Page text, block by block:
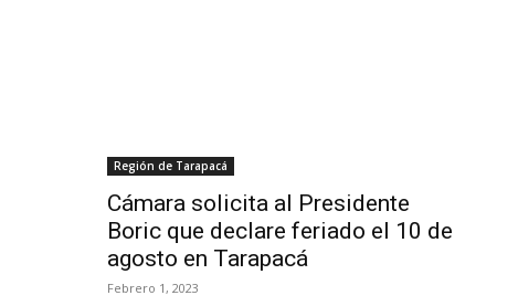
Región de Tarapacá
Cámara solicita al Presidente
Boric que declare feriado el 10 de
agosto en Tarapacá
Febrero 1, 2023